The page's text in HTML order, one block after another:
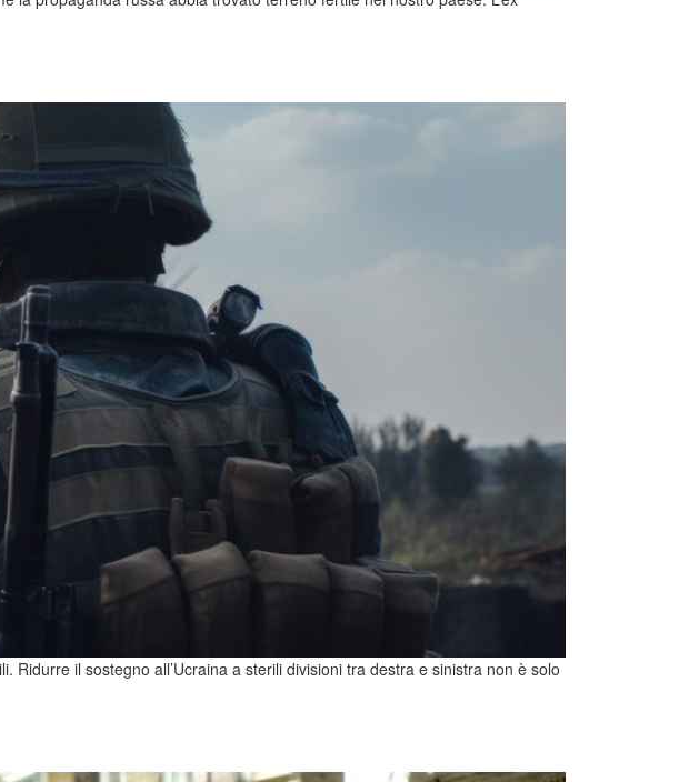
Ridurre il sostegno all’Ucraina a sterili divisioni tra destra e sinistra non è solo